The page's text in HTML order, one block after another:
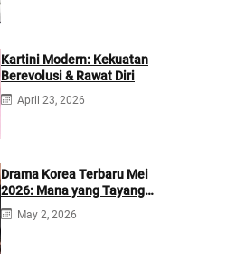
Kartini Modern: Kekuatan
Berevolusi & Rawat Diri
April 23, 2026
Drama Korea Terbaru Mei
2026: Mana yang Tayang
di Netflix?
May 2, 2026